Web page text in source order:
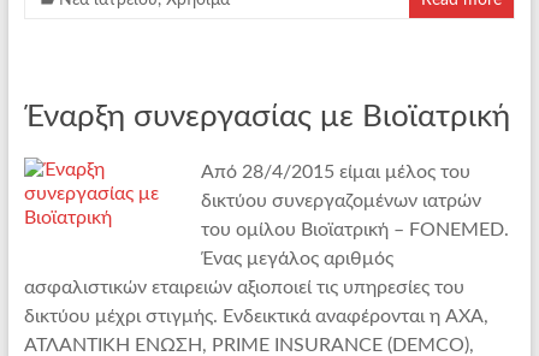
Έναρξη συνεργασίας με Βιοϊατρική
Από 28/4/2015 είμαι μέλος του
δικτύου συνεργαζομένων ιατρών
του ομίλου Βιοϊατρική – FONEMED.
Ένας μεγάλος αριθμός
ασφαλιστικών εταιρειών αξιοποιεί τις υπηρεσίες του
δικτύου μέχρι στιγμής. Ενδεικτικά αναφέρονται η AXA,
ΑΤΛΑΝΤΙΚΗ ΕΝΩΣΗ, PRIME INSURANCE (DEMCO),